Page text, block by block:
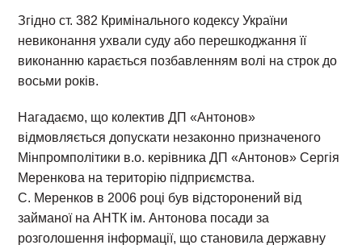
Згідно ст. 382 Кримінального кодексу України
невиконання ухвали суду або перешкоджання її
виконанню карається позбавленням волі на строк до
восьми років.
Нагадаємо, що колектив ДП «Антонов»
відмовляється допускати незаконно призначеного
Мінпромполітики в.о. керівника ДП «Антонов» Сергія
Меренкова на територію підприємства.
С. Меренков в 2006 році був відсторонений від
займаної на АНТК ім. Антонова посади за
розголошення інформації, що становила державну